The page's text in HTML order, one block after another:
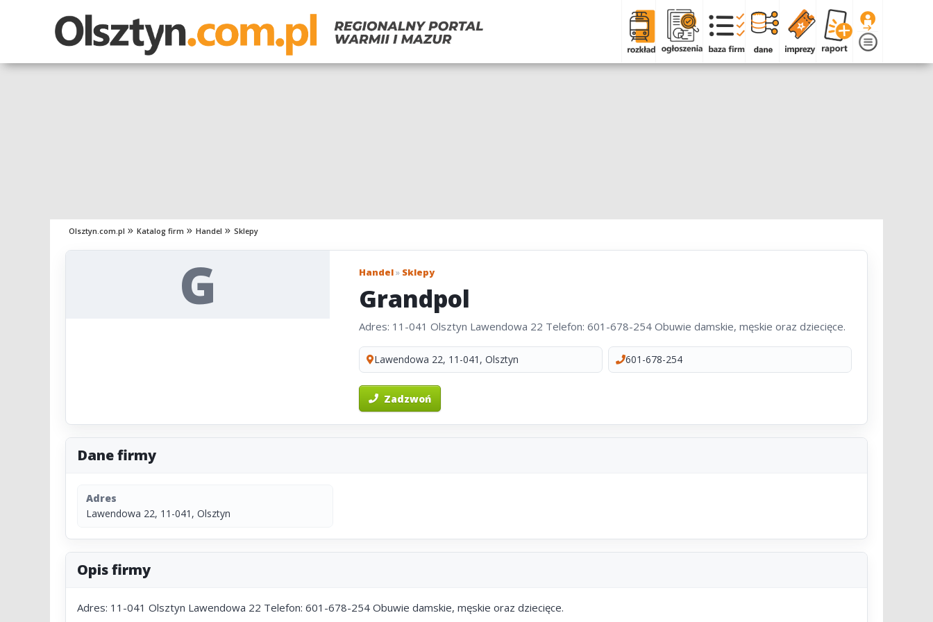
Olsztyn.com.pl Katalog firm Handel Sklepy
G Handel» Sklepy
Grandpol
Adres: 11-041 Olsztyn Lawendowa 22 Telefon: 601-678-254 Obuwie damskie, męskie oraz dziecięce.
Lawendowa 22, 11-041, Olsztyn 601-678-254
Zadzwoń
Dane firmy
Adres
Lawendowa 22, 11-041, Olsztyn
Opis firmy
Adres: 11-041 Olsztyn Lawendowa 22 Telefon: 601-678-254 Obuwie damskie, męskie oraz dziecięce.